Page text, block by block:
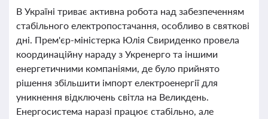
В Україні триває активна робота над забезпеченням
стабільного електропостачання, особливо в святкові
дні. Прем'єр-міністерка Юлія Свириденко провела
координаційну нараду з Укренерго та іншими
енергетичними компаніями, де було прийнято
рішення збільшити імпорт електроенергії для
уникнення відключень світла на Великдень.
Енергосистема наразі працює стабільно, але